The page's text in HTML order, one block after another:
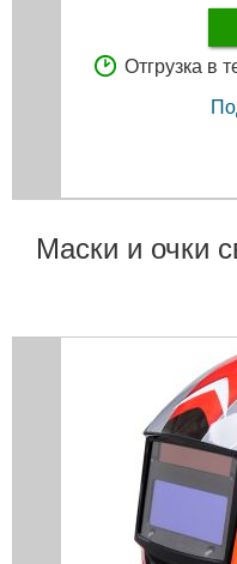
Отгрузка в
Маски и очки